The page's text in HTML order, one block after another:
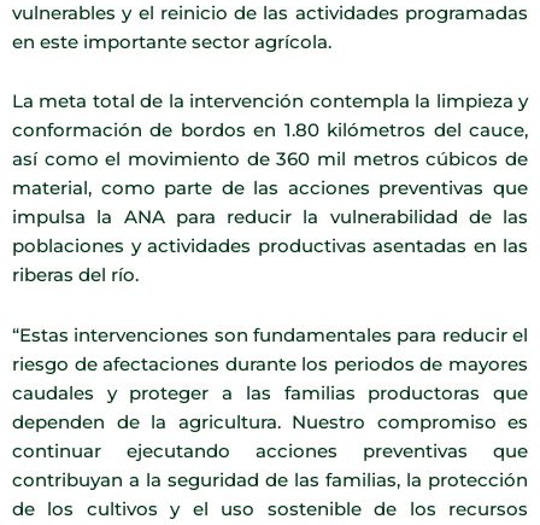
vulnerables y el reinicio de las actividades programadas
en este importante sector agrícola.
La meta total de la intervención contempla la limpieza y
conformación de bordos en 1.80 kilómetros del cauce,
así como el movimiento de 360 mil metros cúbicos de
material, como parte de las acciones preventivas que
impulsa la ANA para reducir la vulnerabilidad de las
poblaciones y actividades productivas asentadas en las
riberas del río.
“Estas intervenciones son fundamentales para reducir el
riesgo de afectaciones durante los periodos de mayores
caudales y proteger a las familias productoras que
dependen de la agricultura. Nuestro compromiso es
continuar ejecutando acciones preventivas que
contribuyan a la seguridad de las familias, la protección
de los cultivos y el uso sostenible de los recursos